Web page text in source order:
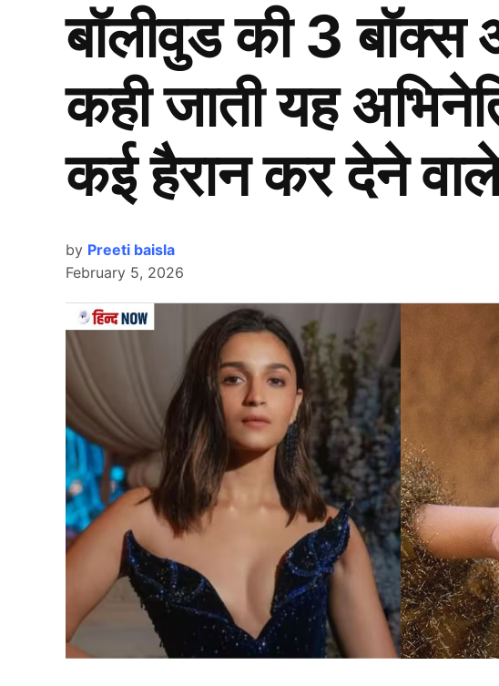
वेस्टइंडीज़ (West Indies) जैसीटीमकेवल 18 रन पर सिमट गई ये
ट्विस्ट है। दरअसल यह वेस्टइंडीज की राष्ट्रीय टीम नहीं बल्कि
यह मैच लिस्ट ए क्रिकेट में बल्लेबाजी के हिसाब से शायद सबसे
टीम 17 अक्टूबर, 2007 को ब्लेयरमोंट, गुयाना में वेस्ट इंडीज़ अंडर-
जहां बारबाडोस ने वेस्ट इंडीज़ अंडर-19 टीम को 50 ओवर के मैच में
केवल दो बल्लेबाज़ ही दोहरे अंक तक पहुँच पाए, जिनमें शमर ब्रूक्स ने
सर्वाधिक 6 रन अतिरिक्त के रूप में आए।
कोलिन्स की घातक गेंदबाजी
बॉलीवुड की 3
कही जाती यह
कई हैरान कर देने
by Preeti baisla
February 5, 2026